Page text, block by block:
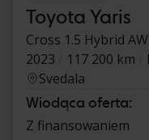
Toyota Yaris
Cross 1.5 Hybrid
2023
117 200 km
Svedala
Wiodąca oferta:
Z finansowaniem